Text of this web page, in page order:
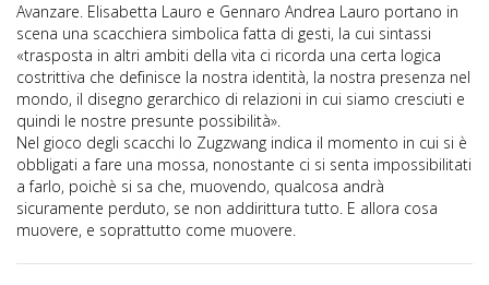
Avanzare. Elisabetta Lauro e Gennaro Andrea Lauro portano in
scena una scacchiera simbolica fatta di gesti, la cui sintassi
«trasposta in altri ambiti della vita ci ricorda una certa logica
costrittiva che definisce la nostra identità, la nostra presenza nel
mondo, il disegno gerarchico di relazioni in cui siamo cresciuti e
quindi le nostre presunte possibilità».
Nel gioco degli scacchi lo Zugzwang indica il momento in cui si è
obbligati a fare una mossa, nonostante ci si senta impossibilitati
a farlo, poichè si sa che, muovendo, qualcosa andrà
sicuramente perduto, se non addirittura tutto. E allora cosa
muovere, e soprattutto come muovere.